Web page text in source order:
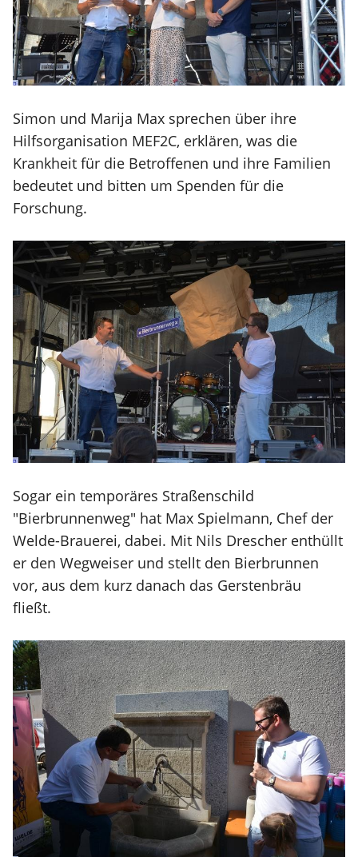
Simon und Marija Max sprechen über ihre
Hilfsorganisation MEF2C, erklären, was die
Krankheit für die Betroffenen und ihre Familien
bedeutet und bitten um Spenden für die
Forschung.
Sogar ein temporäres Straßenschild
"Bierbrunnenweg" hat Max Spielmann, Chef der
Welde-Brauerei, dabei. Mit Nils Drescher enthüllt
er den Wegweiser und stellt den Bierbrunnen
vor, aus dem kurz danach das Gerstenbräu
fließt.